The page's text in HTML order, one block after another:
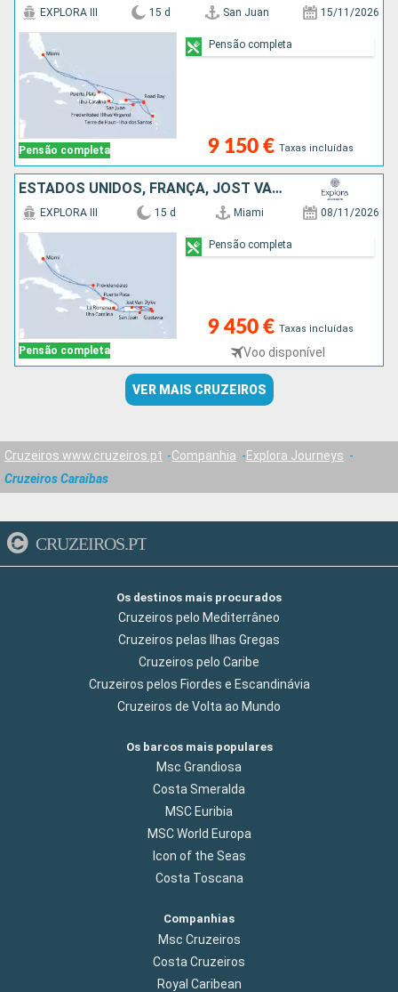
Pensão completa
EXPLORA III 15 d San Juan 15/11/2026
9 150 € Taxas incluídas
Pensão completa
ESTADOS UNIDOS, FRANÇA, JOST VAN DYKE, PORTO RICO, ANGUILHAS, ANTÍGUA E BARBUDA, REPÚBLICA DOMINICANA
Pensão completa
EXPLORA III 15 d Miami 08/11/2026
9 450 € Taxas incluídas
Voo disponível
Pensão completa
VER MAIS CRUZEIROS
Cruzeiros www.cruzeiros.pt Companhia
Explora Journeys
Cruzeiros Caraíbas
CRUZEIROS.PT
Os destinos mais procurados
Cruzeiros pelo Mediterrâneo
Cruzeiros pelas Ilhas Gregas
Cruzeiros pelo Caribe
Cruzeiros pelos Fiordes e Escandinávia
Cruzeiros de Volta ao Mundo
Os barcos mais populares
Msc Grandiosa
Costa Smeralda
MSC Euribia
MSC World Europa
Icon of the Seas
Costa Toscana
Companhias
Msc Cruzeiros
Costa Cruzeiros
Royal Caribean